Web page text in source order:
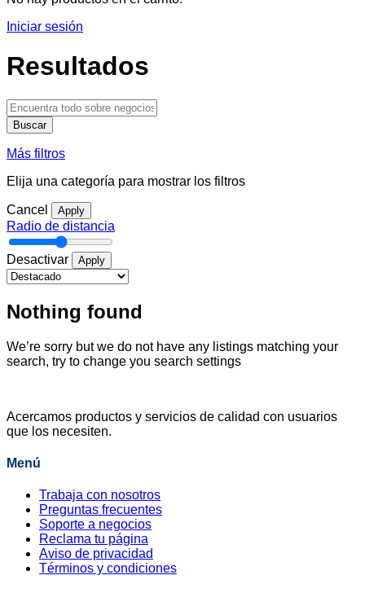
Iniciar sesión
Resultados
Buscar
Más filtros
Elija una categoría para mostrar los filtros
Cancel Apply
Radio de distancia
Desactivar Apply
Nothing found
We’re sorry but we do not have any listings matching your
search, try to change you search settings
Acercamos productos y servicios de calidad con usuarios
que los necesiten.
Menú
Trabaja con nosotros
Preguntas frecuentes
Soporte a negocios
Reclama tu página
Aviso de privacidad
Términos y condiciones